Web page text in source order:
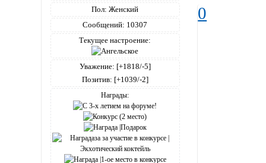
Пол: Женский
Сообщений: 10307
Текущее настроение:
Уважение: [+1818/-5]
Позитив: [+1039/-2]
Награды:
0